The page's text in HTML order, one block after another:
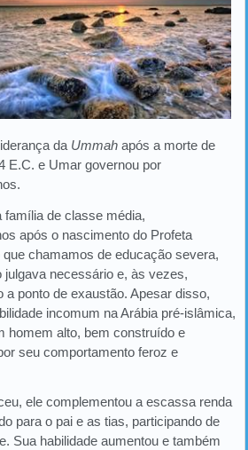
da Ummah após a morte de
E.C. e Umar governou por
família de classe média,
após o nascimento do Profeta
chamamos de educação severa,
julgava necessário e, às vezes,
a ponto de exaustão. Apesar disso,
incomum na Arábia pré-islâmica,
homem alto, bem construído e
seu comportamento feroz e
ele complementou a escassa renda
para o pai e as tias, participando de
Sua habilidade aumentou e também